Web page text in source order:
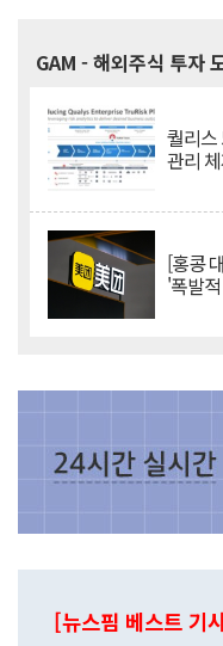
GAM - 해외주식 투자
퀄리
관리
[홍콩
'폭발
[뉴스핌 베스트 기